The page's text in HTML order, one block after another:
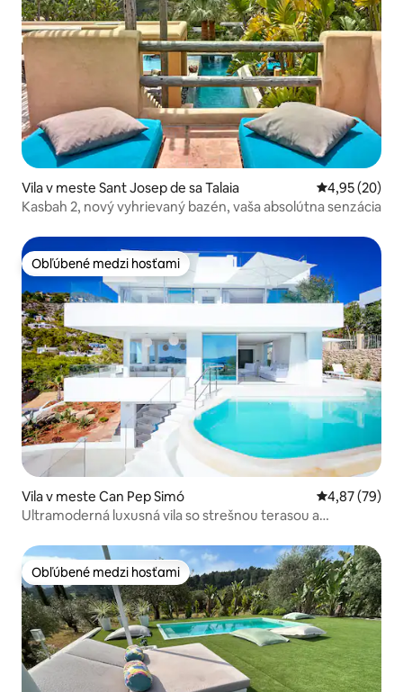
Vila v meste Sant Josep de sa Talaia Priemerné
4,95 (20)
Kasbah 2, nový vyhrievaný bazén, vaša absolútna senzácia
Obľúbené medzi hosťami
Obľúbené medzi hosťami
Vila v meste Can Pep Simó Priemerné
4,87 (79)
Ultramoderná luxusná vila so strešnou terasou a
Obľúbené medzi hosťami
Obľúbené medzi hosťami